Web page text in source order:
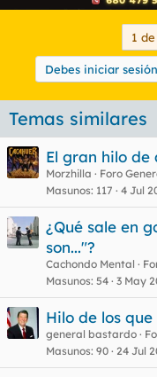
1
Debes iniciar
Temas similares
El gran hilo de
Morzhilla
Foro
Masunos 117 4 Jul
¿Qué sale en
son..."?
Cachondo Mental
Masunos 54 3 May
Hilo de los
general bastardo
Masunos 90 24 Jul